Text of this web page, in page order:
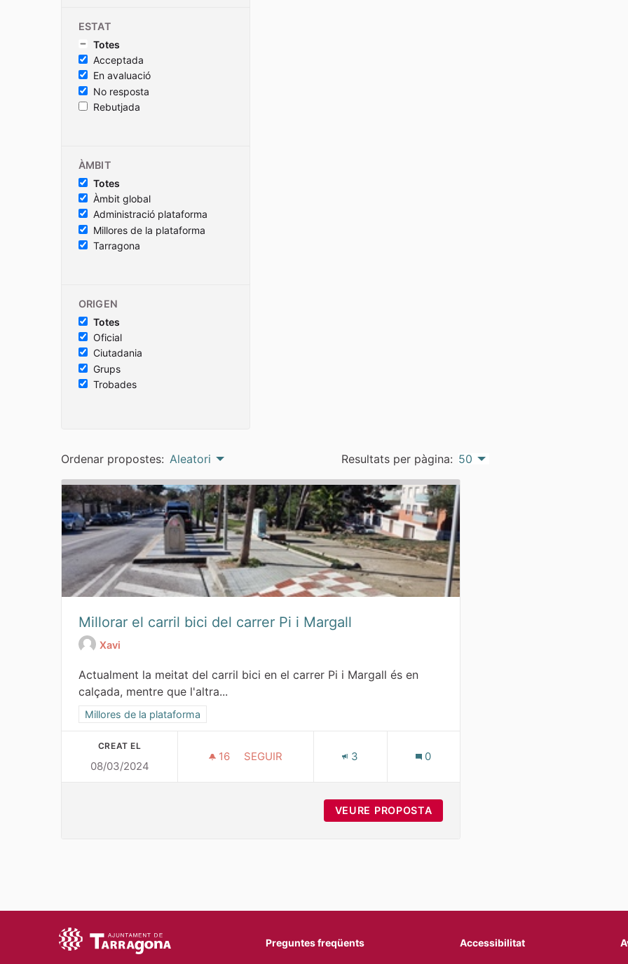
ESTAT
Totes
Acceptada
En avaluació
No resposta
Rebutjada
ÀMBIT
Totes
Àmbit global
Administració plataforma
Millores de la plataforma
Tarragona
ORIGEN
Totes
Oficial
Ciutadania
Grups
Trobades
Ordenar propostes: Aleatori Resultats per pàgina: 50
Millorar el carril bici del carrer Pi i Margall
Xavi
Actualment la meitat del carril bici en el carrer Pi i Margall és en
calçada, mentre que l'altra...
Resultats al filtrar per l'àmbit: Millores de la plataforma
Millores de la plataforma
CREAT EL
08/03/2024
16 16 SEGUIDORES
SEGUIR 3 0
VEURE PROPOSTA
Preguntes freqüents Accessibilitat